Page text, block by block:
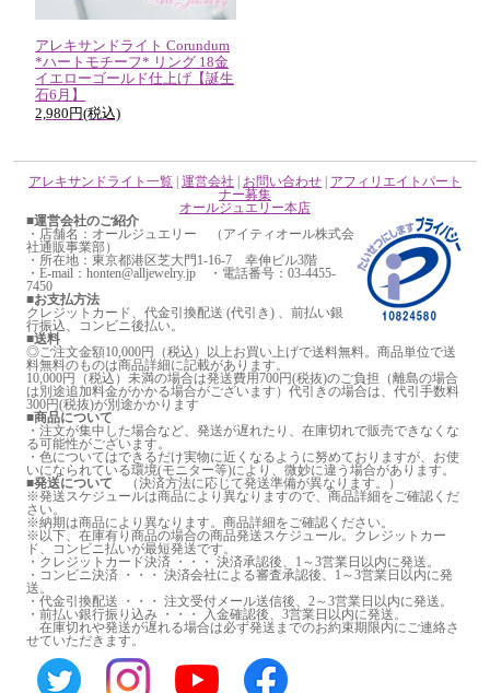
アレキサンドライト Corundum
*ハートモチーフ* リング 18金
イエローゴールド仕上げ【誕生
石6月】
2,980円(税込)
アレキサンドライト一覧 運営会社 お問い合わせ
アフィリエイトパート
ナー募集
オールジュエリー本店
■運営会社のご紹介
・店舗名：オールジュエリー （アイティオール株式会
社通販事業部）
・所在地：東京都港区芝大門1-16-7 幸伸ビル3階
・E-mail：honten@alljewelry.jp ・電話番号：03-4455-
7450
■お支払方法
クレジットカード、代金引換配送 (代引き) 、前払い銀
行振込、コンビニ後払い。
■送料
◎ご注文金額10,000円（税込）以上お買い上げで送料無料。商品単位で送
料無料のものは商品詳細に記載があります。
10,000円（税込）未満の場合は発送費用700円(税抜)のご負担（離島の場合
は別途追加料金がかかる場合がございます）代引きの場合は、代引手数料
300円(税抜)が別途かかります
■商品について
・注文が集中した場合など、発送が遅れたり、在庫切れで販売できなくな
る可能性がございます。
・色についてはできるだけ実物に近くなるように努めておりますが、お使
いになられている環境(モニター等)により、微妙に違う場合があります。
■発送について （決済方法に応じて発送準備が異なります。）
※発送スケジュールは商品により異なりますので、商品詳細をご確認くだ
さい。
※納期は商品により異なります。商品詳細をご確認ください。
※以下、在庫有り商品の場合の商品発送スケジュール。クレジットカー
ド、コンビニ払いが最短発送です。
・クレジットカード決済 ・・・ 決済承認後、1～3営業日以内に発送。
・コンビニ決済 ・・・ 決済会社による審査承認後、1～3営業日以内に発
送。
・代金引換配送 ・・・ 注文受付メール送信後、2～3営業日以内に発送。
・前払い銀行振り込み ・・・ 入金確認後、3営業日以内に発送。
在庫切れや発送が遅れる場合は必ず発送までのお約束期限内にご連絡さ
せていただきます。